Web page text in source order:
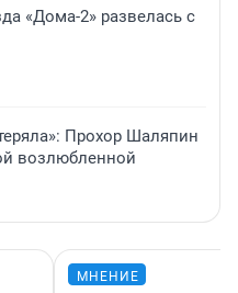
«Дома-2» развелась с
Прохор Шаляпин
возлюбленной
МНЕНИЕ